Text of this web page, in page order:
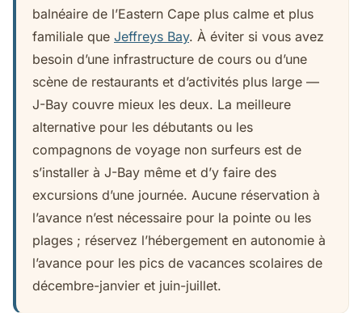
balnéaire de l’Eastern Cape plus calme et plus
familiale que Jeffreys Bay. À éviter si vous avez
besoin d’une infrastructure de cours ou d’une
scène de restaurants et d’activités plus large —
J-Bay couvre mieux les deux. La meilleure
alternative pour les débutants ou les
compagnons de voyage non surfeurs est de
s’installer à J-Bay même et d’y faire des
excursions d’une journée. Aucune réservation à
l’avance n’est nécessaire pour la pointe ou les
plages ; réservez l’hébergement en autonomie à
l’avance pour les pics de vacances scolaires de
décembre-janvier et juin-juillet.